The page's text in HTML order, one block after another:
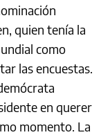
quien tenía la
como
las encuestas.
en querer
momento. La